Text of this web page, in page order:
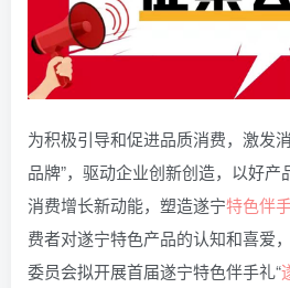
为积极引导和促进品质消费，激发
品牌”，驱动企业创新创造，以好
消费增长新动能，塑造遂宁特色伴
费者对遂宁特色产品的认知和喜爱
委员会拟开展首届遂宁特色伴手礼“